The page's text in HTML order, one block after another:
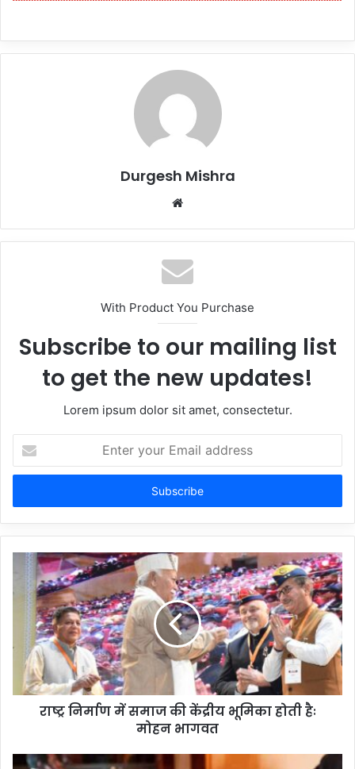
Durgesh Mishra
Website
With Product You Purchase
Subscribe to our mailing list
to get the new updates!
Lorem ipsum dolor sit amet, consectetur.
your
Email
राष्ट्र निर्माण में समाज की केंद्रीय भूमिका होती हैः
मोहन भागवत